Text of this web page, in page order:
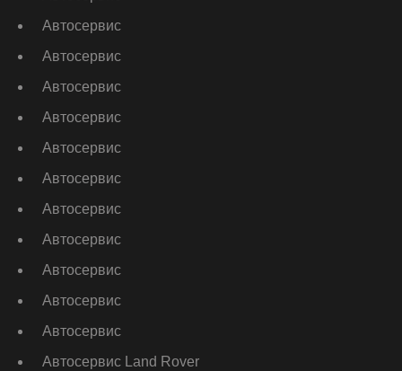
Автосервис
Автосервис
Автосервис
Автосервис
Автосервис
Автосервис
Автосервис
Автосервис
Автосервис
Автосервис
Автосервис
Автосервис Land Rover